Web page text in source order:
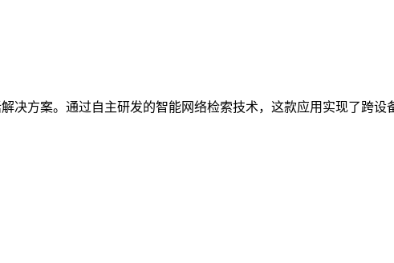
决方案。通过自主研发的智能网络检索技术，这款应用实现了跨